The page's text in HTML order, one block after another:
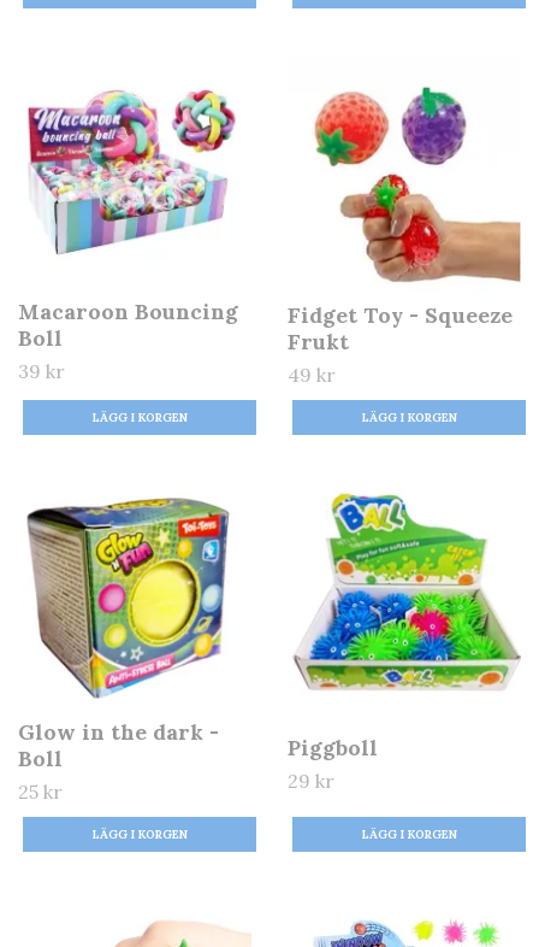
Macaroon Bouncing
Boll
39 kr
Fidget Toy - Squeeze
Frukt
49 kr
Glow in the dark -
Boll
25 kr
Piggboll
29 kr